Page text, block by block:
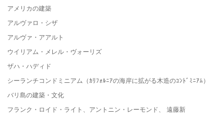
アメリカの建築
アルヴァロ・シザ
アルヴァ・アアルト
ウイリアム・メレル・ヴォーリズ
ザハ・ハディド
シーランチコンドミニアム（ｶﾘﾌｫﾙﾆｱの海岸に拡がる木造のｺﾝﾄﾞﾐﾆｱﾑ）
バリ島の建築・文化
フランク・ロイド・ライト、アントニン・レーモンド、 遠藤新